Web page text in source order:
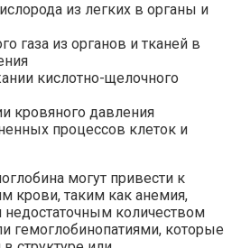
из легких в органы и
газа из органов и тканей в
кислотно-щелочного
кровяного давления
процессов клеток и
могут привести к
крови, таким как анемия,
недостаточным количеством
гемоглобинопатиями, которые